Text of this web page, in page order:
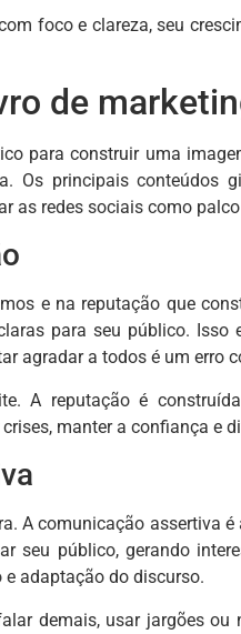
foco e clareza, seu
de
para construir uma
Os principais conteúdos
as redes sociais como
e na reputação que
para seu público.
agradar a todos é um erro
A reputação é
manter a confiança e
A comunicação assertiva
público, gerando
adaptação do discurso.
demais, usar jargões